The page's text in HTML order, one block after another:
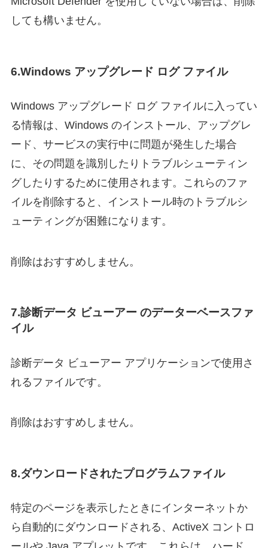
しても構いません。
6.Windows アップグレード ログ ファイル
Windows アップグレード ログ ファイルに入ってい
る情報は、Windows のインストール、アップグレ
ード、サービスの実行中に問題が発生した場合
に、その問題を識別したりトラブルシューティン
グしたりするために使用されます。これらのファ
イルを削除すると、インストール時のトラブルシ
ューティングが困難になります。
削除はおすすめしません。
7.診断データ ビューアー のデーターベースファ
イル
診断データ ビューアー アプリケーションで使用さ
れるファイルです。
削除はおすすめしません。
8.ダウンロードされたプログラムファイル
特定のページを表示したときにインターネットか
ら自動的にダウンロードされる、ActiveX コントロ